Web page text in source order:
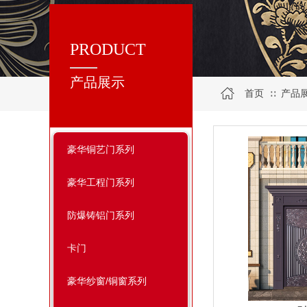
产品展示
PRODUCT
豪华铜艺门系列
豪华工程门系列
防爆铸铝门系列
卡门
豪华纱窗/铜窗系列
首页 ∷ 产品